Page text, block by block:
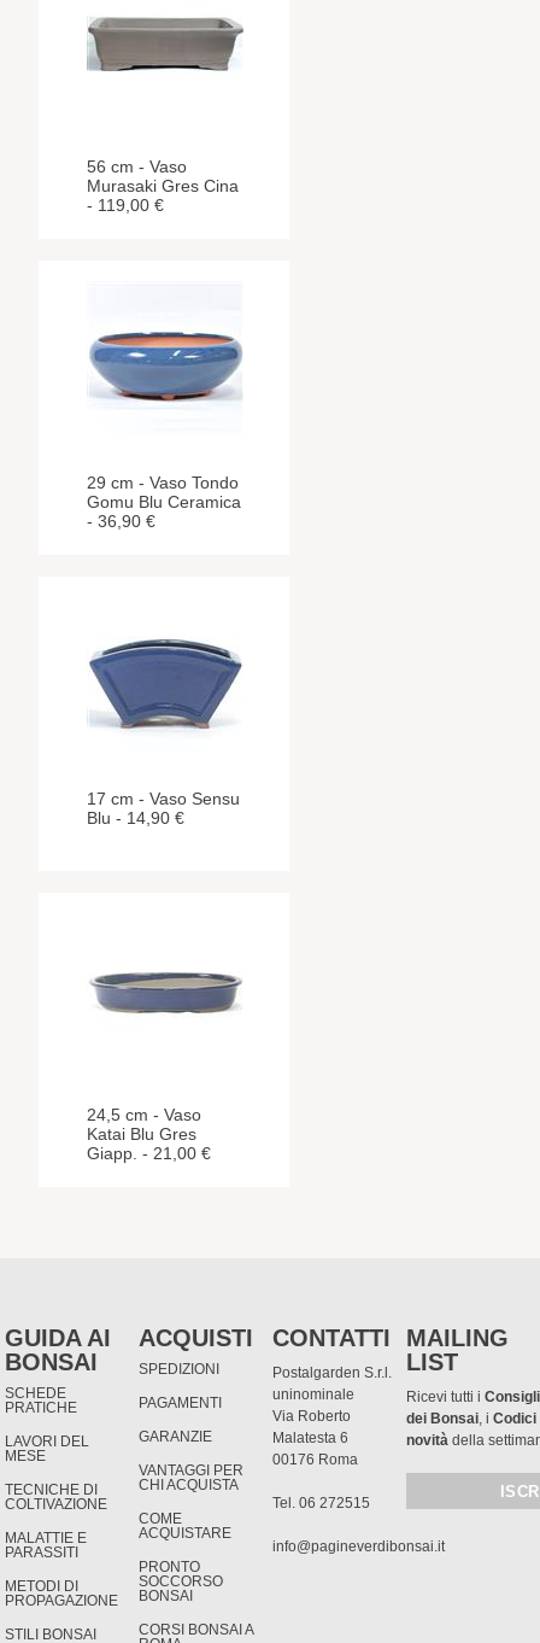
56 cm - Vaso
Murasaki Gres Cina
- 119,00 €
29 cm - Vaso Tondo
Gomu Blu Ceramica
- 36,90 €
17 cm - Vaso Sensu
Blu - 14,90 €
24,5 cm - Vaso
Katai Blu Gres
Giapp. - 21,00 €
GUIDA AI
BONSAI
SCHEDE
PRATICHE
LAVORI DEL
MESE
TECNICHE DI
COLTIVAZIONE
MALATTIE E
PARASSITI
METODI DI
PROPAGAZIONE
STILI BONSAI
ACQUISTI
SPEDIZIONI
PAGAMENTI
GARANZIE
VANTAGGI PER
CHI ACQUISTA
COME
ACQUISTARE
PRONTO
SOCCORSO
BONSAI
CORSI BONSAI A
CONTATTI
Postalgarden S.r.l.
uninominale
Via Roberto
Malatesta 6
00176 Roma
Tel. 06 272515
info@pagineverdibonsai.it
MAILING
LIST
Ricevi tutti i
dei Bonsai, iCodici
novità della